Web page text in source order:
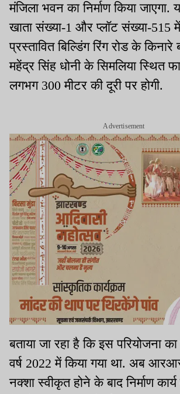
मंजिला भवन का निर्माण किया जाएगा.
खाता संख्या-1 और प्लॉट संख्या-515
प्रस्तावित बिल्डिंग रिंग रोड के
महेंद्र सिंह धोनी के सिमलिया स्थित
लगभग 300 मीटर की दूरी पर होगी.
Advertisement
बताया जा रहा है कि इस परियोजना
वर्ष 2022 में किया गया था. अब
नक्शा स्वीकृत होने के बाद निर्माण